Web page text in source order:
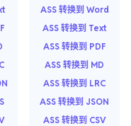
ASS 转换到 Word
ASS 转换到 Text
ASS 转换到 PDF
ASS 转换到 MD
ASS 转换到 LRC
ASS 转换到 JSON
ASS 转换到 CSV